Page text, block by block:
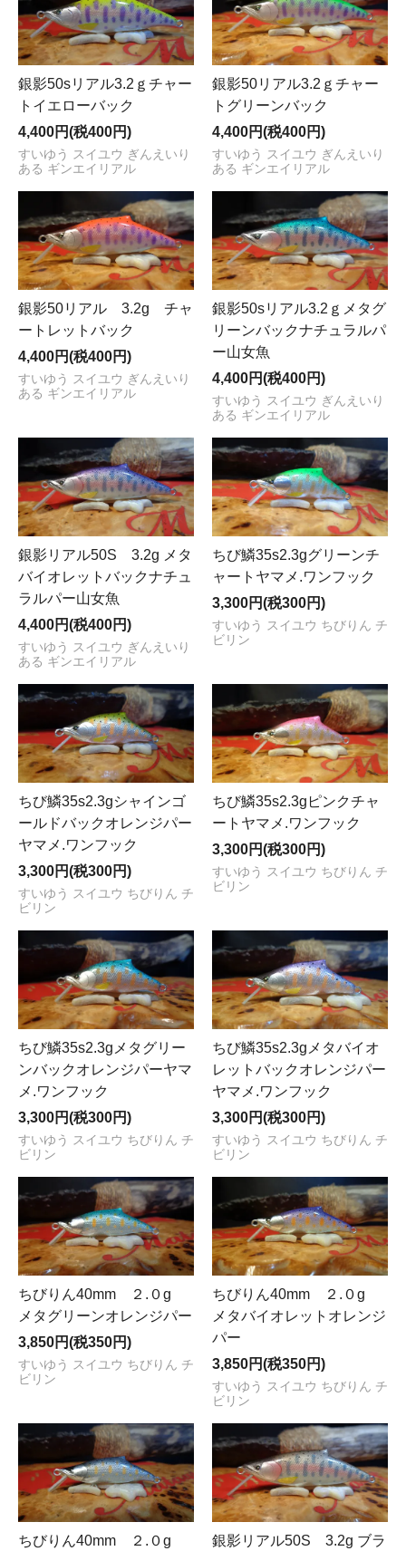
銀影50sリアル3.2ｇチャー
トイエローバック
4,400円(税400円)
すいゆう スイユウ ぎんえいり
ある ギンエイリアル
銀影50リアル3.2ｇチャー
トグリーンバック
4,400円(税400円)
すいゆう スイユウ ぎんえいり
ある ギンエイリアル
銀影50リアル 3.2g チャ
ートレットバック
4,400円(税400円)
すいゆう スイユウ ぎんえいり
ある ギンエイリアル
銀影50sリアル3.2ｇメタグ
リーンバックナチュラルパ
ー山女魚
4,400円(税400円)
すいゆう スイユウ ぎんえいり
ある ギンエイリアル
銀影リアル50S 3.2g メタ
バイオレットバックナチュ
ラルパー山女魚
4,400円(税400円)
すいゆう スイユウ ぎんえいり
ある ギンエイリアル
ちび鱗35s2.3gグリーンチ
ャートヤマメ.ワンフック
3,300円(税300円)
すいゆう スイユウ ちびりん チ
ビリン
ちび鱗35s2.3gシャインゴ
ールドバックオレンジパー
ヤマメ.ワンフック
3,300円(税300円)
すいゆう スイユウ ちびりん チ
ビリン
ちび鱗35s2.3gピンクチャ
ートヤマメ.ワンフック
3,300円(税300円)
すいゆう スイユウ ちびりん チ
ビリン
ちび鱗35s2.3gメタグリー
ンバックオレンジパーヤマ
メ.ワンフック
3,300円(税300円)
すいゆう スイユウ ちびりん チ
ビリン
ちび鱗35s2.3gメタバイオ
レットバックオレンジパー
ヤマメ.ワンフック
3,300円(税300円)
すいゆう スイユウ ちびりん チ
ビリン
ちびりん40mm ２.０g
メタグリーンオレンジパー
3,850円(税350円)
すいゆう スイユウ ちびりん チ
ビリン
ちびりん40mm ２.０g
メタバイオレットオレンジ
パー
3,850円(税350円)
すいゆう スイユウ ちびりん チ
ビリン
ちびりん40mm ２.０g 銀影リアル50S 3.2g ブラ